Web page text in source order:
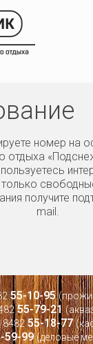
номер на
отдыха
получите
mail.
55-10-95
55-79-21
848255-18-77
59-99(деловые